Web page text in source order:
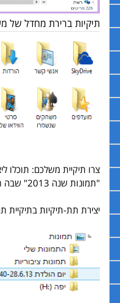
תיקיות ברירת מחדל של
צרו תיקיית משלכם: תוכלו
"תמונות שנה 2013" שבה תשמרו כול התמונות שעשיתם בשנת 2013.
יצירת תת-תיקיות בתיקיית